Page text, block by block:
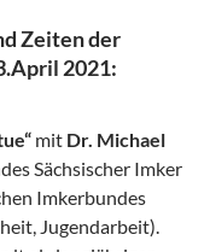
Zeiten der
2021:
mit Dr. Michael
Sächsischer Imker
Imkerbundes
Jugendarbeit).